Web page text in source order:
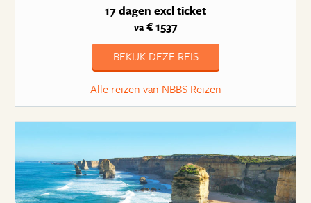
17 dagen excl ticket
va€ 1537
BEKIJK DEZE REIS
Alle reizen van NBBS Reizen